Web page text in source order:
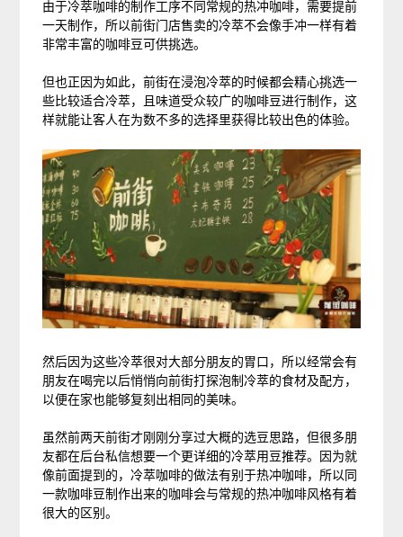
由于冷萃咖啡的制作工序不同常规的热冲咖啡，需要提前
一天制作，所以前街门店售卖的冷萃不会像手冲一样有着
非常丰富的咖啡豆可供挑选。
但也正因为如此，前街在浸泡冷萃的时候都会精心挑选一
些比较适合冷萃，且味道受众较广的咖啡豆进行制作，这
样就能让客人在为数不多的选择里获得比较出色的体验。
然后因为这些冷萃很对大部分朋友的胃口，所以经常会有
朋友在喝完以后悄悄向前街打探泡制冷萃的食材及配方，
以便在家也能够复刻出相同的美味。
虽然前两天前街才刚刚分享过大概的选豆思路，但很多朋
友都在后台私信想要一个更详细的冷萃用豆推荐。因为就
像前面提到的，冷萃咖啡的做法有别于热冲咖啡，所以同
一款咖啡豆制作出来的咖啡会与常规的热冲咖啡风格有着
很大的区别。